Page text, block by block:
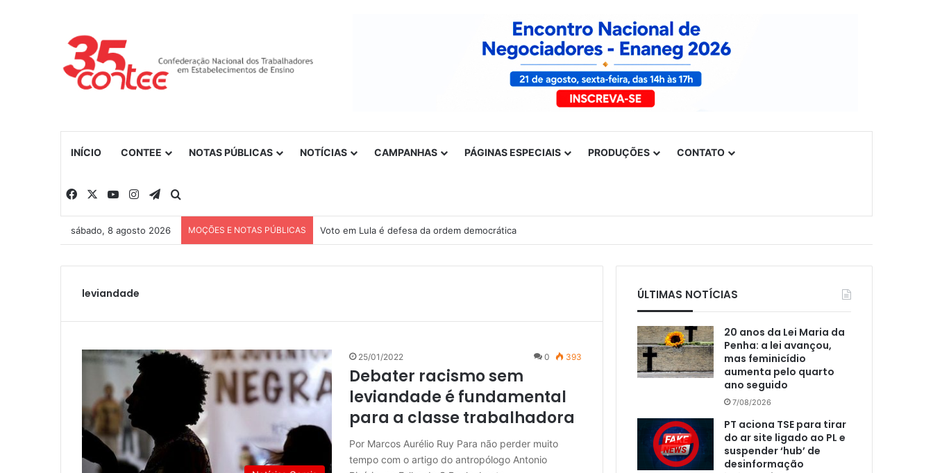
INÍCIO CONTEE NOTAS PÚBLICAS NOTÍCIAS CAMPANHAS PÁGINAS ESPECIAIS PRODUÇÕES CONTATO
Facebook YouTubeInstagramTelegram
sábado, 8 agosto 2026 MOÇÕES E NOTAS PÚBLICAS Voto em Lula é defesa da ordem democrática
leviandade
25/01/2022 0 393
Debater racismo sem
leviandade é fundamental
para a classe trabalhadora
Por Marcos Aurélio Ruy Para não perder muito
tempo com o artigo do antropólogo Antonio
ÚLTIMAS NOTÍCIAS
20 anos da Lei Maria da
Penha: a lei avançou,
mas feminicídio
aumenta pelo quarto
ano seguido
7/08/2026
PT aciona TSE para tirar
do ar site ligado ao PL e
suspender ‘hub’ de
desinformação